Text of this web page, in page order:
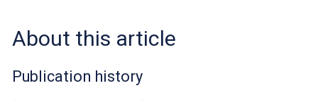
About this article
Publication history